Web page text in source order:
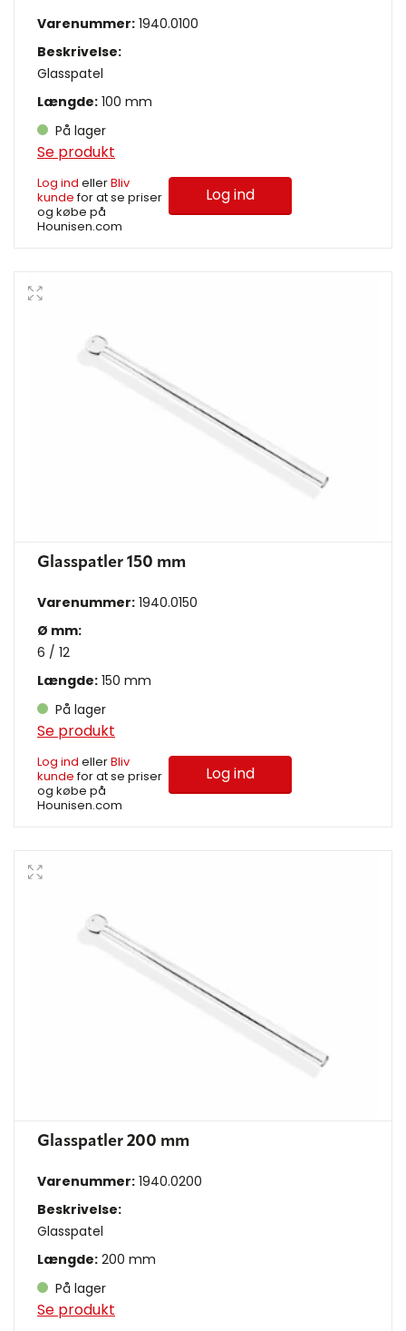
Varenummer: 1940.0100
Beskrivelse:
Glasspatel
Længde: 100 mm
På lager
Se produkt
Log ind ellerBliv
kundefor at se priser
og købe på
Hounisen.com
Log ind
Glasspatler 150 mm
Varenummer: 1940.0150
Ø mm:
6 / 12
Længde: 150 mm
På lager
Se produkt
Log ind ellerBliv
kundefor at se priser
og købe på
Hounisen.com
Log ind
Glasspatler 200 mm
Varenummer: 1940.0200
Beskrivelse:
Glasspatel
Længde: 200 mm
På lager
Se produkt